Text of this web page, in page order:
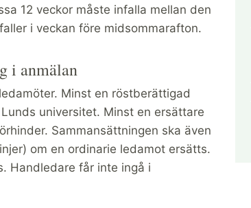
12 veckor måste infalla mellan den
i veckan före midsommarafton.
i anmälan
Minst en röstberättigad
universitet. Minst en ersättare
Sammansättningen ska även
om en ordinarie ledamot ersätts.
Handledare får inte ingå i